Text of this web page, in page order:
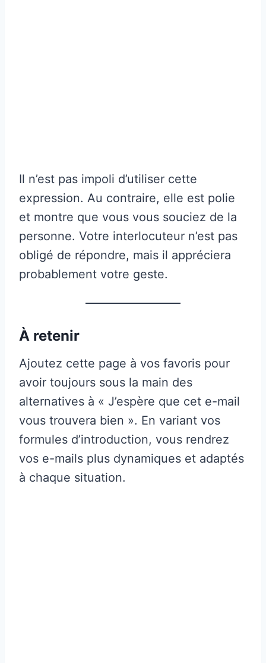
Il n’est pas impoli d’utiliser cette
expression. Au contraire, elle est polie
et montre que vous vous souciez de la
personne. Votre interlocuteur n’est pas
obligé de répondre, mais il appréciera
probablement votre geste.
À retenir
Ajoutez cette page à vos favoris pour
avoir toujours sous la main des
alternatives à « J’espère que cet e-mail
vous trouvera bien ». En variant vos
formules d’introduction, vous rendrez
vos e-mails plus dynamiques et adaptés
à chaque situation.